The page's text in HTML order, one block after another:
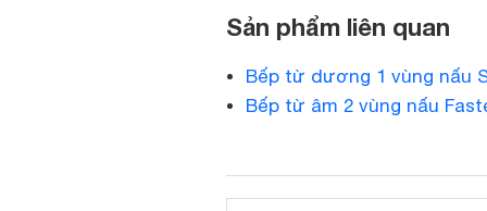
Sản phẩm liên quan
Bếp từ dương 1 vùng nấu
Bếp từ âm 2 vùng nấu